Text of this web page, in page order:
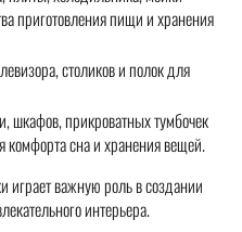
приготовления пищи и хранения
столиков и полок для
шкафов, прикроватных тумбочек
комфорта сна и хранения вещей.
играет важную роль в создании
интерьера.